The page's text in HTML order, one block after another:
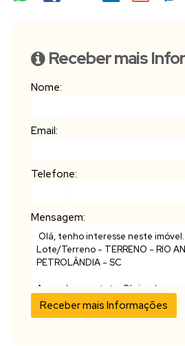
Receber mais
Nome:
Email:
Telefone:
Mensagem: